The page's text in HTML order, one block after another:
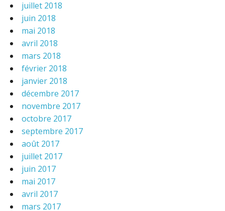
juillet 2018
juin 2018
mai 2018
avril 2018
mars 2018
février 2018
janvier 2018
décembre 2017
novembre 2017
octobre 2017
septembre 2017
août 2017
juillet 2017
juin 2017
mai 2017
avril 2017
mars 2017